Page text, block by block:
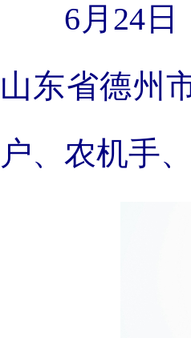
6月24
山东省德州
户、农机手